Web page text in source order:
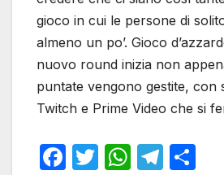
gioco in cui le persone di
almeno un po’. Gioco
nuovo round inizia non
puntate vengono gestite, con
Twitch e Prime Video che si
F
T
W T